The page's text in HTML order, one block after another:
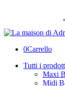
0Carrello
Tutti i
Maxi
Midi